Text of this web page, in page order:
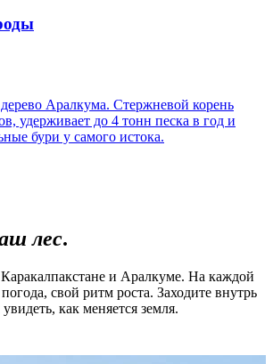
Аралкума. Стержневой корень
удерживает до 4 тонн песка в год и
бури у самого истока.
лес.
и Аралкуме. На каждой
свой ритм роста. Заходите внутрь
как меняется земля.